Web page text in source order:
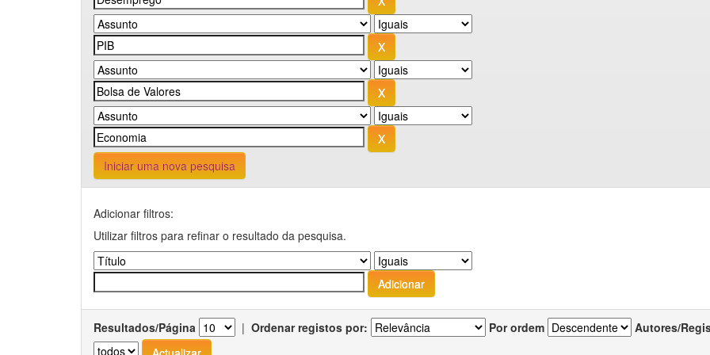
Iniciar uma nova pesquisa
Adicionar filtros:
Utilizar filtros para refinar o resultado da pesquisa.
Resultados/Página | Ordenar registos por: Por ordem Autores/